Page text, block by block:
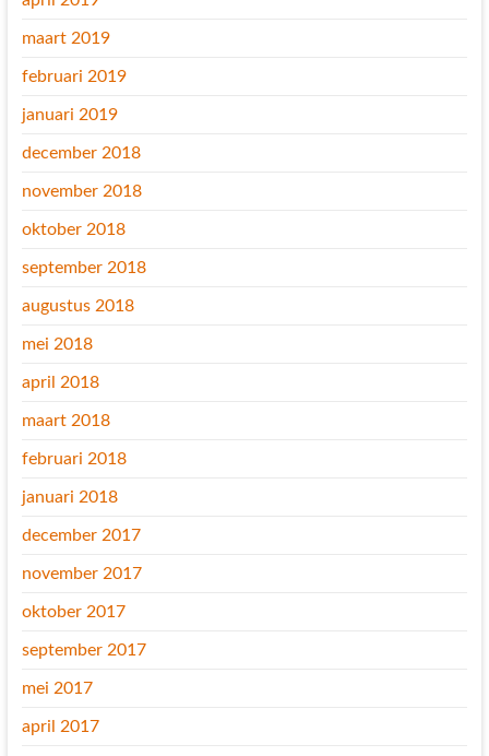
maart 2019
februari 2019
januari 2019
december 2018
november 2018
oktober 2018
september 2018
augustus 2018
mei 2018
april 2018
maart 2018
februari 2018
januari 2018
december 2017
november 2017
oktober 2017
september 2017
mei 2017
april 2017